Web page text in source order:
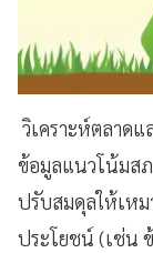
วิเคราะห์ตลาด
ข้อมูลแนวโน้มส
ปรับสมดุลให้เหม
ประโยชน์ (เช่น